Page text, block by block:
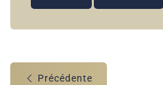
Précédente